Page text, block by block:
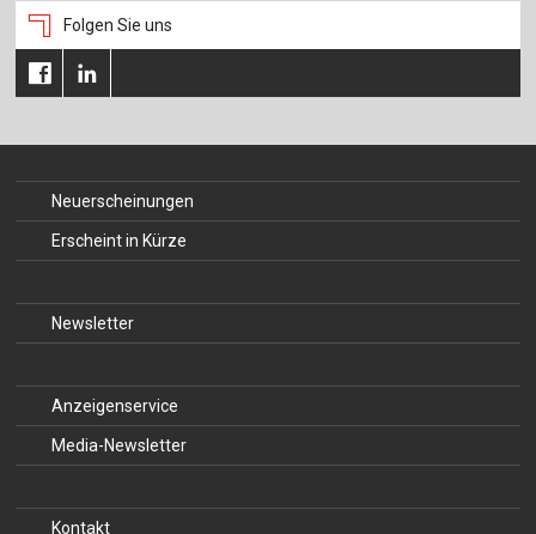
Folgen Sie uns
Neuerscheinungen
Erscheint in Kürze
Newsletter
Anzeigenservice
Media-Newsletter
Kontakt